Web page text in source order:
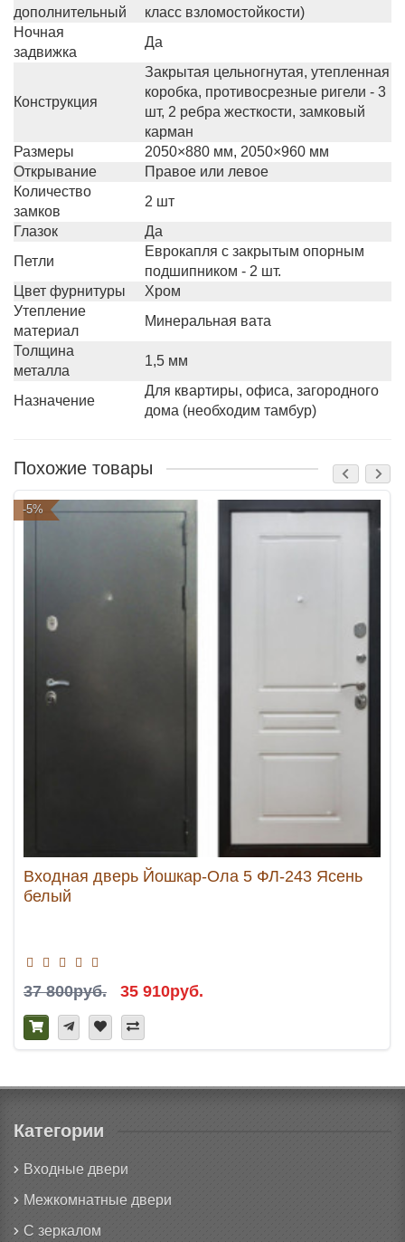
дополнительный
класс взломостойкости)
Ночная
задвижка
Да
Конструкция
Закрытая цельногнутая, утепленная
коробка, противосрезные ригели - 3
шт, 2 ребра жесткости, замковый
карман
Размеры
2050×880 мм, 2050×960 мм
Открывание
Правое или левое
Количество
замков
2 шт
Глазок
Да
Петли
Еврокапля с закрытым опорным
подшипником - 2 шт.
Цвет фурнитуры
Хром
Утепление
материал
Минеральная вата
Толщина
металла
1,5 мм
Назначение
Для квартиры, офиса, загородного
дома (необходим тамбур)
Похожие товары
-5%
Входная дверь Йошкар-Ола 5 ФЛ-243 Ясень
белый
37 800руб. 35 910руб.
Категории
Входные двери
Межкомнатные двери
С зеркалом